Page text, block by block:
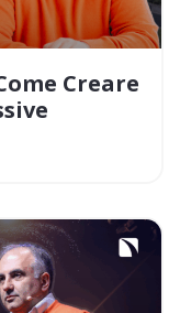
Creare